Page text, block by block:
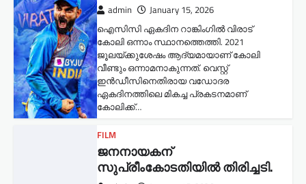
admin January 15, 2026
ഐസിസി ഏകദിന റാങ്കിംഗിൽ വിരാട്
കോലി ഒന്നാം സ്ഥാനത്തെത്തി. 2021
ജൂലയ്ക്കുശേഷം ആദ്യമായാണ് കോലി
വീണ്ടും ഒന്നാമനാകുന്നത്. വെസ്റ്റ്
ഇൻഡീസിനെതിരായ വഡോദര
ഏകദിനത്തിലെ മികച്ച പ്രകടനമാണ്
കോലിക്ക്…
FILM
ജനനായകന്
സുപ്രീംകോടതിയില്‍ തിരിച്ചടി.